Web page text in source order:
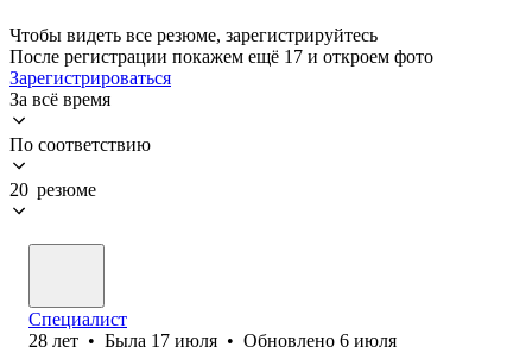
Чтобы видеть все резюме, зарегистрируйтесь
После регистрации покажем ещё 17 и откроем фото
Зарегистрироваться
За всё время
По соответствию
20 резюме
Специалист
28 лет • Была 17 июля • Обновлено 6 июля